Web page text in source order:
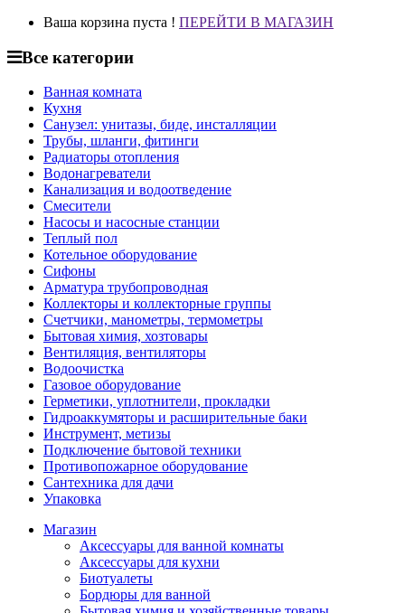
Ваша корзина пуста ! ПЕРЕЙТИ В МАГАЗИН
Все категории
Ванная комната
Кухня
Санузел: унитазы, биде, инсталляции
Трубы, шланги, фитинги
Радиаторы отопления
Водонагреватели
Канализация и водоотведение
Смесители
Насосы и насосные станции
Теплый пол
Котельное оборудование
Сифоны
Арматура трубопроводная
Коллекторы и коллекторные группы
Счетчики, манометры, термометры
Бытовая химия, хозтовары
Вентиляция, вентиляторы
Водоочистка
Газовое оборудование
Герметики, уплотнители, прокладки
Гидроаккумяторы и расширительные баки
Инструмент, метизы
Подключение бытовой техники
Противопожарное оборудование
Сантехника для дачи
Упаковка
Магазин
Аксессуары для ванной комнаты
Аксессуары для кухни
Биотуалеты
Бордюры для ванной